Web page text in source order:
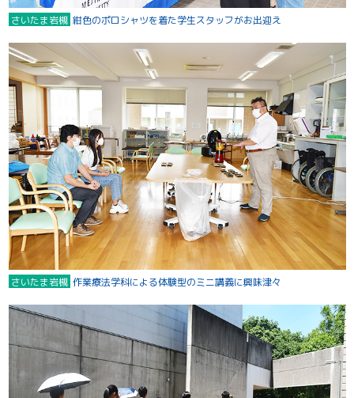
さいたま岩槻 紺色のポロシャツを着た学生スタッフがお出迎え
さいたま岩槻 作業療法学科による体験型のミニ講義に興味津々